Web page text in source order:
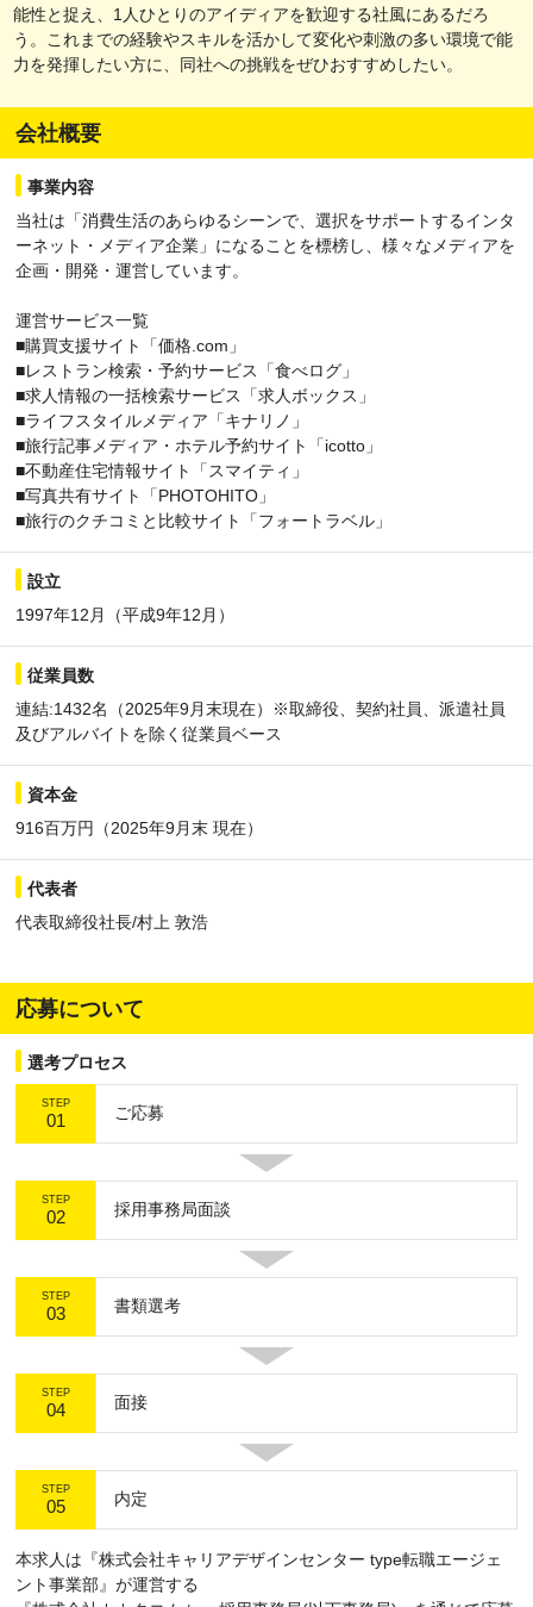
能性と捉え、1人ひとりのアイディアを歓迎する社風にあるだろ
う。これまでの経験やスキルを活かして変化や刺激の多い環境で能
力を発揮したい方に、同社への挑戦をぜひおすすめしたい。
会社概要
事業内容
当社は「消費生活のあらゆるシーンで、選択をサポートするインタ
ーネット・メディア企業」になることを標榜し、様々なメディアを
企画・開発・運営しています。
運営サービス一覧
■購買支援サイト「価格.com」
■レストラン検索・予約サービス「食べログ」
■求人情報の一括検索サービス「求人ボックス」
■ライフスタイルメディア「キナリノ」
■旅行記事メディア・ホテル予約サイト「icotto」
■不動産住宅情報サイト「スマイティ」
■写真共有サイト「PHOTOHITO」
■旅行のクチコミと比較サイト「フォートラベル」
設立
1997年12月（平成9年12月）
従業員数
連結:1432名（2025年9月末現在）※取締役、契約社員、派遣社員
及びアルバイトを除く従業員ベース
資本金
916百万円（2025年9月末 現在）
代表者
代表取締役社長/村上 敦浩
応募について
選考プロセス
STEP
01 ご応募
STEP
02 採用事務局面談
STEP
03 書類選考
STEP
04 面接
STEP
05 内定
本求人は『株式会社キャリアデザインセンター type転職エージェ
ント事業部』が運営する